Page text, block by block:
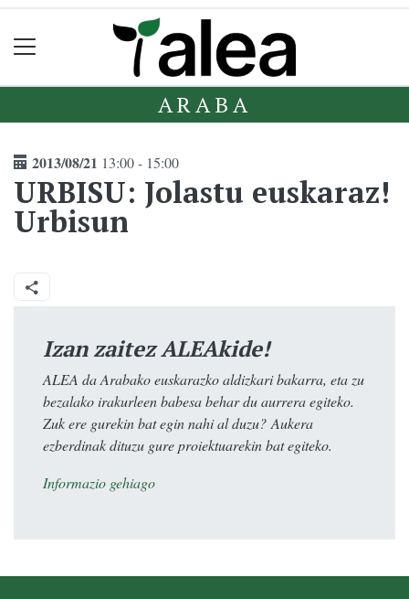
ARABA
2013/08/21 13:00 - 15:00
URBISU: Jolastu euskaraz!
Urbisun
Izan zaitez ALEAkide!
ALEA da Arabako euskarazko aldizkari bakarra, eta zu
bezalako irakurleen babesa behar du aurrera egiteko.
Zuk ere gurekin bat egin nahi al duzu? Aukera
ezberdinak dituzu gure proiektuarekin bat egiteko.
Informazio gehiago